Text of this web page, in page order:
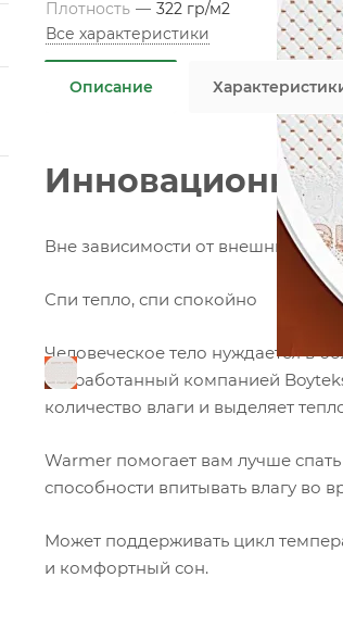
Плотность — 322 гр/м2
Все характеристики
Описание
Инновационная
Вне зависимости от внешних
Спи тепло, спи спокойно
Человеческое тело нуждается в
разработанный компанией
количество влаги и выделяет
Warmer помогает вам лучше
способности впитывать влагу во
Может поддерживать цикл
и комфортный сон.